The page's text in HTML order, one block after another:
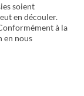
soient
en découler.
à la
en nous